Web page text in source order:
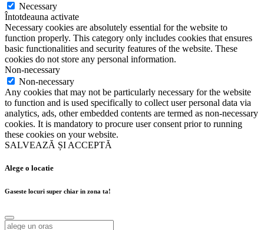
Necessary
Întotdeauna activate
Necessary cookies are absolutely essential for the website to
function properly. This category only includes cookies that ensures
basic functionalities and security features of the website. These
cookies do not store any personal information.
Non-necessary
Non-necessary
Any cookies that may not be particularly necessary for the website
to function and is used specifically to collect user personal data via
analytics, ads, other embedded contents are termed as non-necessary
cookies. It is mandatory to procure user consent prior to running
these cookies on your website.
SALVEAZĂ ȘI ACCEPTĂ
Alege o locatie
Gaseste locuri super chiar in zona ta!
Alege o locatie